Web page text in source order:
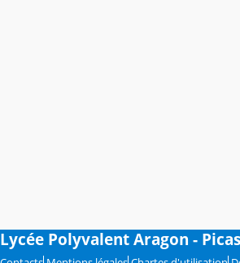
Lycée Polyvalent Aragon -